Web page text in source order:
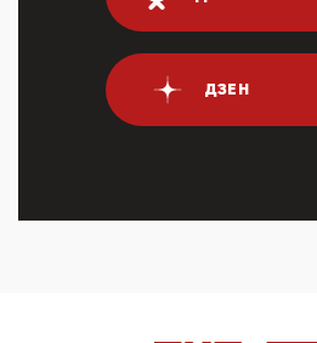
Суммарное вознаграждение
крупных банках по итогам
03:01, 10 Апреля 2026
Террорист и убийца Буданов
что союзники просили Киев не
ДЗЕН